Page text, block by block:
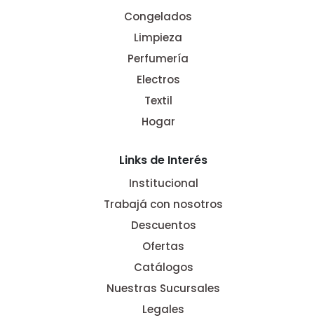
Congelados
Limpieza
Perfumería
Electros
Textil
Hogar
Links de Interés
Institucional
Trabajá con nosotros
Descuentos
Ofertas
Catálogos
Nuestras Sucursales
Legales